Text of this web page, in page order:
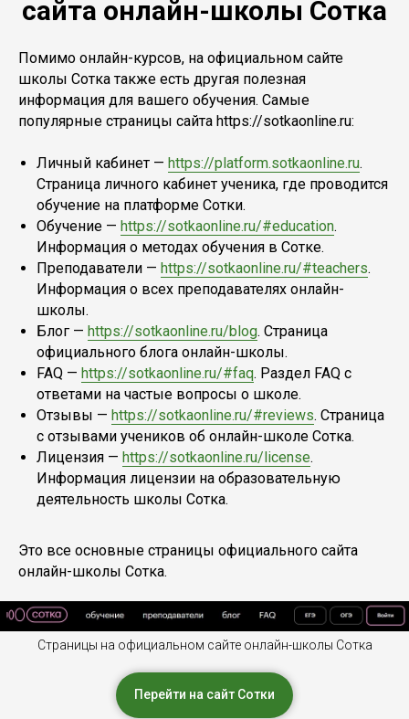
сайта онлайн-школы Сотка
Помимо онлайн-курсов, на официальном сайте
школы Сотка также есть другая полезная
информация для вашего обучения. Самые
популярные страницы сайта https://sotkaonline.ru:
Личный кабинет — https://platform.sotkaonline.ru.
Страница личного кабинет ученика, где проводится
обучение на платформе Сотки.
Обучение — https://sotkaonline.ru/#education.
Информация о методах обучения в Сотке.
Преподаватели — https://sotkaonline.ru/#teachers.
Информация о всех преподавателях онлайн-
школы.
Блог — https://sotkaonline.ru/blog. Страница
официального блога онлайн-школы.
FAQ — https://sotkaonline.ru/#faq. Раздел FAQ с
ответами на частые вопросы о школе.
Отзывы — https://sotkaonline.ru/#reviews. Страница
с отзывами учеников об онлайн-школе Сотка.
Лицензия — https://sotkaonline.ru/license.
Информация лицензии на образовательную
деятельность школы Сотка.
Это все основные страницы официального сайта
онлайн-школы Сотка.
Страницы на официальном сайте онлайн-школы Сотка
Перейти на сайт Сотки